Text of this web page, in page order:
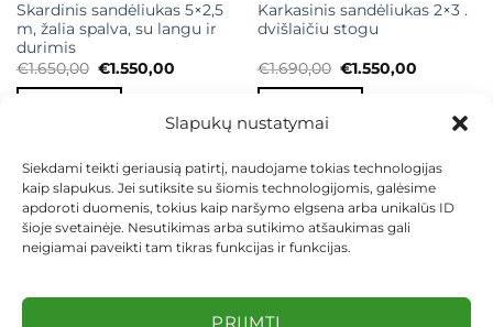
Slapukų nustatymai
Siekdami teikti geriausią patirtį, naudojame tokias technologijas
kaip slapukus. Jei sutiksite su šiomis technologijomis, galėsime
apdoroti duomenis, tokius kaip naršymo elgsena arba unikalūs ID
šioje svetainėje. Nesutikimas arba sutikimo atšaukimas gali
neigiamai paveikti tam tikras funkcijas ir funkcijas.
PRIIMTI
Skardinis sandėliukas 5×2,5
m, žalia spalva, su langu ir
durimis
€1.650,00 Original
price
was:
€1.550,00Current
Karkasinis sandėliukas 2×3 .
dvišlaičiu stogu
€1.690,00 Original
price
was:
€1.550,00Current
KEITIMAS IR GRĄŽINIMAS
PRIVATUMO POLITIKA